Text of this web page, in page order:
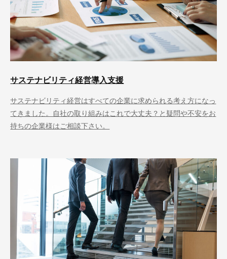
サステナビリティ経営導入支援
サステナビリティ経営はすべての企業に求められる考え方になっ
てきました。自社の取り組みはこれで大丈夫？と疑問や不安をお
持ちの企業様はご相談下さい。